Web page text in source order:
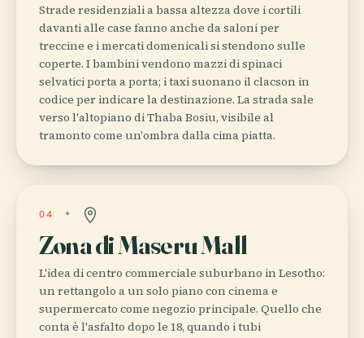
Strade residenziali a bassa altezza dove i cortili
davanti alle case fanno anche da saloni per
treccine e i mercati domenicali si stendono sulle
coperte. I bambini vendono mazzi di spinaci
selvatici porta a porta; i taxi suonano il clacson in
codice per indicare la destinazione. La strada sale
verso l'altopiano di Thaba Bosiu, visibile al
tramonto come un'ombra dalla cima piatta.
04
Zona di Maseru Mall
L'idea di centro commerciale suburbano in Lesotho:
un rettangolo a un solo piano con cinema e
supermercato come negozio principale. Quello che
conta è l'asfalto dopo le 18, quando i tubi